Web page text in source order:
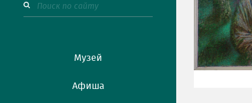
Музей
Афиша